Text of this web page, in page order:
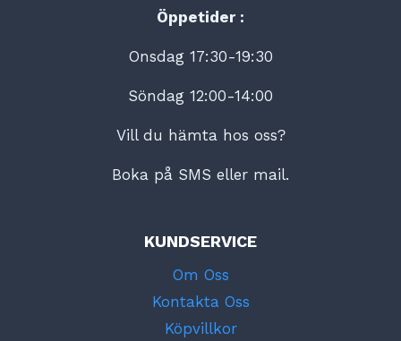
Öppetider :
Onsdag 17:30-19:30
Söndag 12:00-14:00
Vill du hämta hos oss?
Boka på SMS eller mail.
KUNDSERVICE
Om Oss
Kontakta Oss
Köpvillkor